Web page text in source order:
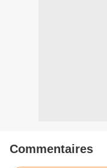
Commentaires